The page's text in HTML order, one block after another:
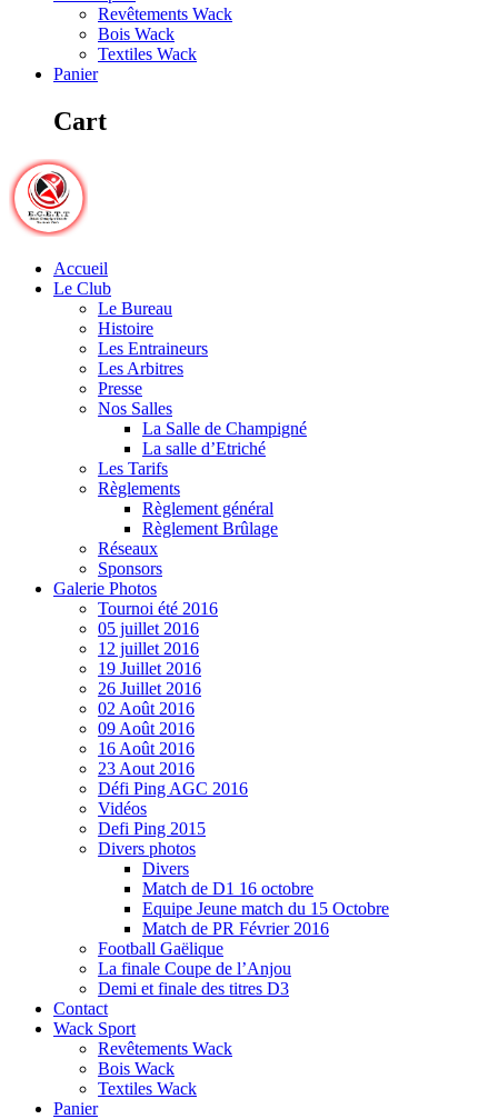
Revêtements Wack
Bois Wack
Textiles Wack
Panier
Cart
Accueil
Le Club
Le Bureau
Histoire
Les Entraineurs
Les Arbitres
Presse
Nos Salles
La Salle de Champigné
La salle d’Etriché
Les Tarifs
Règlements
Règlement général
Règlement Brûlage
Réseaux
Sponsors
Galerie Photos
Tournoi été 2016
05 juillet 2016
12 juillet 2016
19 Juillet 2016
26 Juillet 2016
02 Août 2016
09 Août 2016
16 Août 2016
23 Aout 2016
Défi Ping AGC 2016
Vidéos
Defi Ping 2015
Divers photos
Divers
Match de D1 16 octobre
Equipe Jeune match du 15 Octobre
Match de PR Février 2016
Football Gaëlique
La finale Coupe de l’Anjou
Demi et finale des titres D3
Contact
Wack Sport
Revêtements Wack
Bois Wack
Textiles Wack
Panier